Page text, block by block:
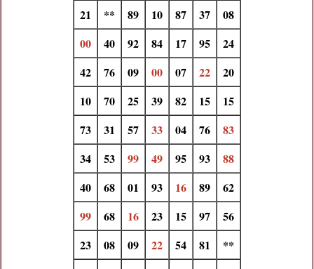
21
** 89 10 87 37
08
00
40 92 84 17 95
24
42
76 09 00 07 22
20
10
70 25 39 82 15
15
73
31 57 33 04 76
83
34
53 99 49 95 93
88
40
68 01 93 16 89
62
99
68 16 23 15 97
56
23
08 09 22 54 81
**